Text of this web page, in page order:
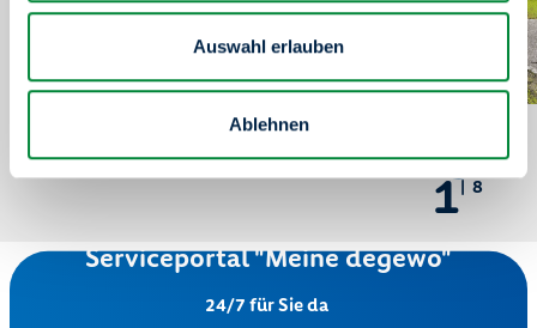
Auswahl erlauben
Ablehnen
1 8
Serviceportal "Meine degewo"
24/7 für Sie da